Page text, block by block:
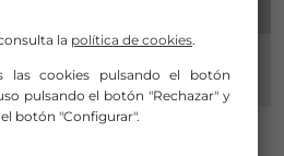
la política de cookies.
las cookies pulsando el botón
pulsando el botón "Rechazar" y
botón "Configurar".